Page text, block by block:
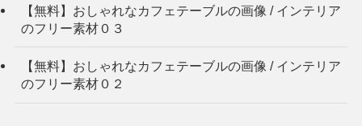
【無料】おしゃれなカフェテーブルの画像 / インテリア
のフリー素材０３
【無料】おしゃれなカフェテーブルの画像 / インテリア
のフリー素材０２